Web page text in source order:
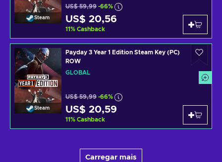
Steam
US$ 59,99 -66%
US$ 20,56
11% Cashback
Steam
Payday 3 Year 1 Edition Steam Key (PC)
ROW
GLOBAL
US$ 59,99 -66%
US$ 20,59
11% Cashback
Carregar mais